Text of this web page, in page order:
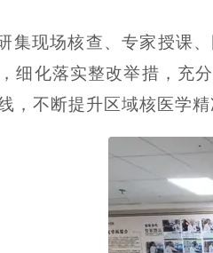
集现场核查、专家授课
细化落实整改举措，充
，不断提升区域核医学